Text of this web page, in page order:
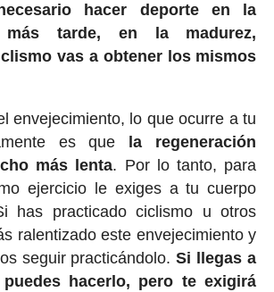
hacer deporte en la
tarde, en la madurez,
vas a obtener los mismos
envejecimiento, lo que ocurre a tu
es que
la regeneración
más lenta. Por lo tanto, para
ejercicio le exiges a tu cuerpo
has practicado ciclismo u otros
ralentizado este envejecimiento y
seguir practicándolo.Si llegas a
puedes hacerlo, pero te exigirá